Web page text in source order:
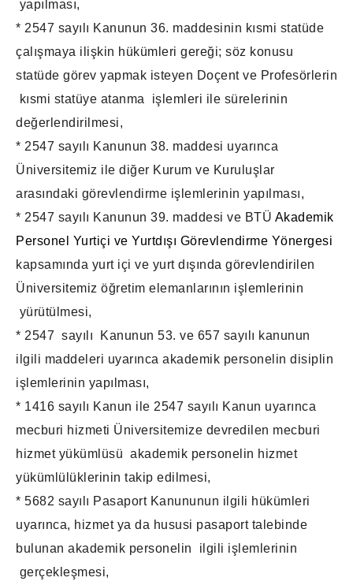
yapılması,
* 2547 sayılı Kanunun 36. maddesinin kısmi statüde
çalışmaya ilişkin hükümleri gereği; söz konusu
statüde görev yapmak isteyen Doçent ve Profesörlerin
kısmi statüye atanma işlemleri ile sürelerinin
değerlendirilmesi,
* 2547 sayılı Kanunun 38. maddesi uyarınca
Üniversitemiz ile diğer Kurum ve Kuruluşlar
arasındaki görevlendirme işlemlerinin yapılması,
* 2547 sayılı Kanunun 39. maddesi ve BTÜ Akademik
Personel Yurtiçi ve Yurtdışı Görevlendirme Yönergesi
kapsamında yurt içi ve yurt dışında görevlendirilen
Üniversitemiz öğretim elemanlarının işlemlerinin
yürütülmesi,
* 2547 sayılı Kanunun 53. ve 657 sayılı kanunun
ilgili maddeleri uyarınca akademik personelin disiplin
işlemlerinin yapılması,
* 1416 sayılı Kanun ile 2547 sayılı Kanun uyarınca
mecburi hizmeti Üniversitemize devredilen mecburi
hizmet yükümlüsü akademik personelin hizmet
yükümlülüklerinin takip edilmesi,
* 5682 sayılı Pasaport Kanununun ilgili hükümleri
uyarınca, hizmet ya da hususi pasaport talebinde
bulunan akademik personelin ilgili işlemlerinin
gerçekleşmesi,